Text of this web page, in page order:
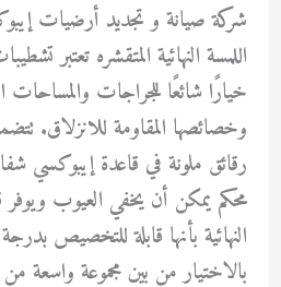
شركة صيانة و تجديد أرضيات
اللمسة النهائية المتقشره تعتبر
خيارًا شائعًا للجراجات والمساحات
وخصائصها المقاومة للانزلاق.
رقائق ملونة في قاعدة إيبوكسي
محكم يمكن أن يخفي العيوب ويوفر
النهائية بأنها قابلة للتخصيص
بالاختيار من بين مجموعة واسعة من